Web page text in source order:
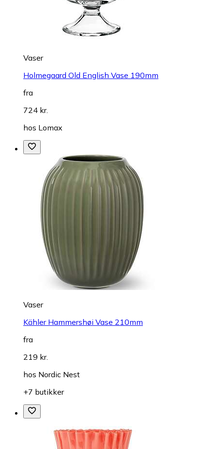
Vaser
Holmegaard Old English Vase 190mm
fra
724 kr.
hos Lomax
Vaser
Kähler Hammershøi Vase 210mm
fra
219 kr.
hos Nordic Nest
+7 butikker